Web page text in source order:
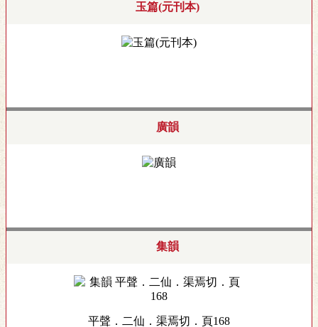
玉篇(元刊本)
廣韻
集韻
平聲．二仙．渠焉切．頁168